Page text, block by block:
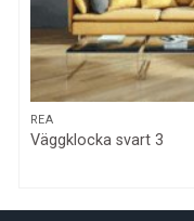
REA
Väggklocka svart 3